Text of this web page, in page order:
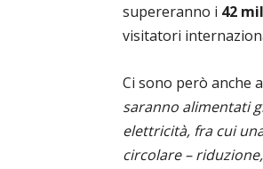
supereranno i 42
visitatori
Ci sono però anche
saranno alimentati
elettricità, fra cui
circolare –